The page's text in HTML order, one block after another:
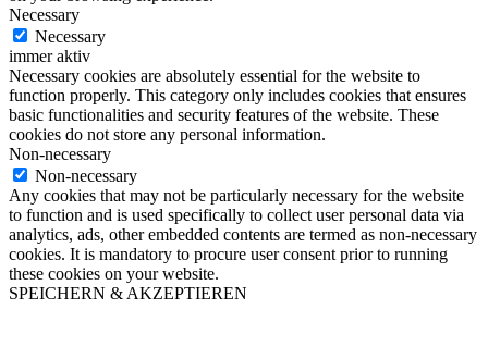
Necessary
Necessary
immer aktiv
Necessary cookies are absolutely essential for the website to
function properly. This category only includes cookies that ensures
basic functionalities and security features of the website. These
cookies do not store any personal information.
Non-necessary
Non-necessary
Any cookies that may not be particularly necessary for the website
to function and is used specifically to collect user personal data via
analytics, ads, other embedded contents are termed as non-necessary
cookies. It is mandatory to procure user consent prior to running
these cookies on your website.
SPEICHERN & AKZEPTIEREN